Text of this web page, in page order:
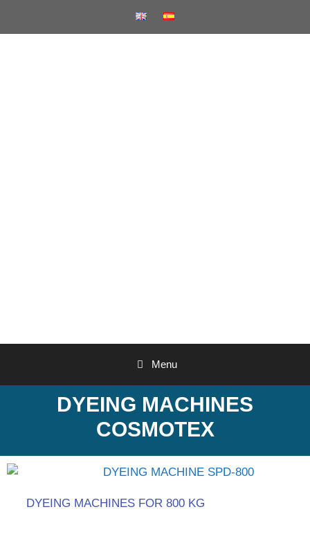
Menu
DYEING MACHINES
COSMOTEX
DYEING MACHINES FOR 800 KG